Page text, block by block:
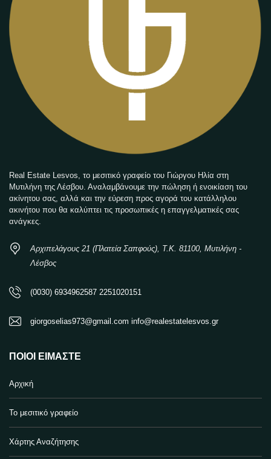
Real Estate Lesvos, το μεσιτικό γραφείο του Γιώργου Ηλία στη
Μυτιλήνη της Λέσβου. Αναλαμβάνουμε την πώληση ή ενοικίαση του
ακίνητου σας, αλλά και την εύρεση προς αγορά του κατάλληλου
ακινήτου που θα καλύπτει τις προσωπικές η επαγγελματικές σας
ανάγκες.
Αρχιπελάγους 21 (Πλατεία Σαπφούς), Τ.Κ. 81100, Μυτιλήνη -
Λέσβος
(0030) 6934962587 2251020151
giorgoselias973@gmail.com info@realestatelesvos.gr
ΠΟΙΟΙ ΕΊΜΑΣΤΕ
Αρχική
Το μεσιτικό γραφείο
Χάρτης Αναζήτησης